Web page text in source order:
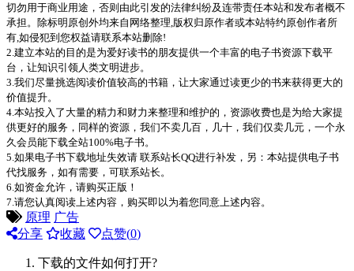
切勿用于商业用途，否则由此引发的法律纠纷及连带责任本站和发布者概不
承担。除标明原创外均来自网络整理,版权归原作者或本站特约原创作者所
有,如侵犯到您权益请联系本站删除!
2.建立本站的目的是为爱好读书的朋友提供一个丰富的电子书资源下载平
台，让知识引领人类文明进步。
3.我们尽量挑选阅读价值较高的书籍，让大家通过读更少的书来获得更大的
价值提升。
4.本站投入了大量的精力和财力来整理和维护的，资源收费也是为给大家提
供更好的服务，同样的资源，我们不卖几百，几十，我们仅卖几元，一个永
久会员能下载全站100%电子书。
5.如果电子书下载地址失效请 联系站长QQ进行补发，另：本站提供电子书
代找服务，如有需要，可联系站长。
6.如资金允许，请购买正版！
7.请您认真阅读上述内容，购买即以为着您同意上述内容。
原理 广告
分享
收藏 点赞(0)
下载的文件如何打开?